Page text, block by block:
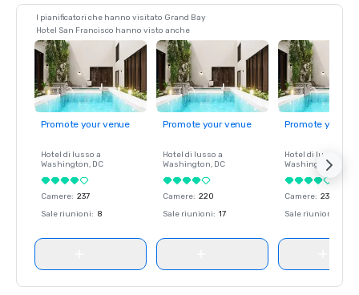
I pianificatori che hanno visitato Grand Bay
Hotel San Francisco hanno visto anche
Promote your venue
Hotel di lusso a
Washington, DC
Camere: 237
Sale riunioni: 8
Promote your venue
Hotel di lusso a
Washington, DC
Camere: 220
Sale riunioni: 17
Promote your
Hotel di lusso a
Washington
Camere: 237
Sale riunioni